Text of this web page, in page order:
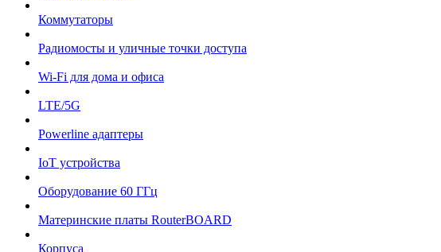
Коммутаторы
Радиомосты и уличные точки доступа
Wi-Fi для дома и офиса
LTE/5G
Powerline адаптеры
IoT устройства
Оборудование 60 ГГц
Материнские платы RouterBOARD
Корпуса